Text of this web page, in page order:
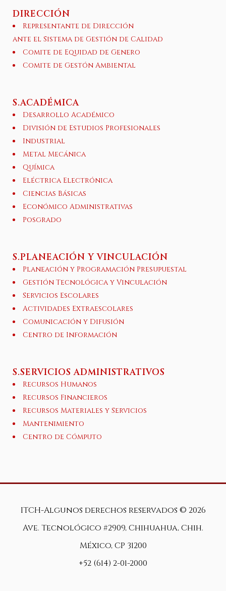
DIRECCIÓN
Representante de Dirección
ante el Sistema de Gestión de Calidad
Comite de Equidad de Genero
Comite de Gestón Ambiental
S.ACADÉMICA
Desarrollo Académico
División de Estudios Profesionales
Industrial
Metal Mecánica
Química
Eléctrica Electrónica
Ciencias Básicas
Económico Administrativas
Posgrado
S.PLANEACIÓN Y VINCULACIÓN
Planeación y Programación Presupuestal
Gestión Tecnológica y Vinculación
Servicios Escolares
Actividades Extraescolares
Comunicación y Difusión
Centro de Información
S.SERVICIOS ADMINISTRATIVOS
Recursos Humanos
Recursos Financieros
Recursos Materiales y Servicios
Mantenimiento
Centro de Cómputo
ITCH-Algunos derechos reservados © 2026
Ave. Tecnológico #2909, Chihuahua, Chih.
México, CP 31200
+52 (614) 2-01-2000